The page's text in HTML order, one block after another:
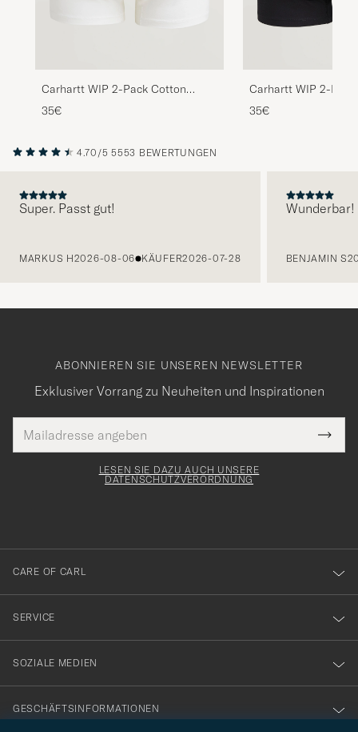
Carhartt WIP 2-Pack Cotton
Trunks White
35€
Carhartt WIP 2-
Trunks Black
35€
4.70/5 5553 BEWERTUNGEN
Super. Passt gut!
MARKUS H2026-08-06 KÄUFER2026-07-28
Wunderbar!
BENJAMIN S
ABONNIEREN SIE UNSEREN NEWSLETTER
Exklusiver Vorrang zu Neuheiten und Inspirationen
Mail
Adresse
Tack
för
dig
till
vårt
nyhetsbrev!
LESEN SIE DAZU AUCH UNSERE
DATENSCHUTZVERORDNUNG
CARE OF CARL
SERVICE
SOZIALE MEDIEN
GESCHÄFTSINFORMATIONEN